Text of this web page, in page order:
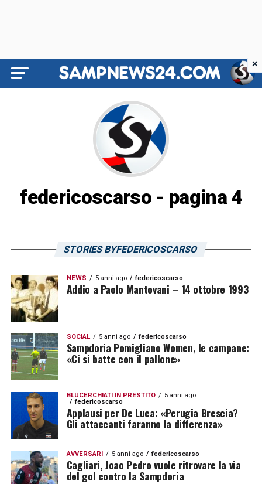
federicoscarso - pagina 4
STORIES BYFEDERICOSCARSO
NEWS 5 anni ago federicoscarso
Addio a Paolo Mantovani – 14 ottobre 1993
SOCIAL 5 anni ago federicoscarso
Sampdoria Pomigliano Women, le campane:
«Ci si batte con il pallone»
BLUCERCHIATI IN PRESTITO
5 anni ago
federicoscarso
Applausi per De Luca: «Perugia Brescia?
Gli attaccanti faranno la differenza»
AVVERSARI 5 anni ago federicoscarso
Cagliari, Joao Pedro vuole ritrovare la via
del gol contro la Sampdoria
×